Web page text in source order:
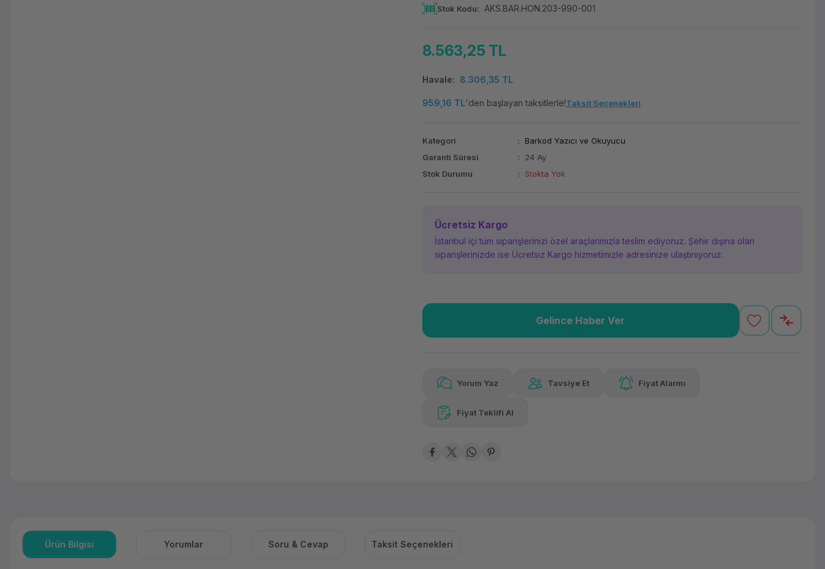
Stok Kodu AKS.BAR.HON.203-990-001
8.563,25 TL
Havale 8.306,35 TL
959,16 TL'den başlayan taksitlerle!Taksit Seçenekleri
Kategori
Barkod Yazıcı ve Okuyucu
Garanti Süresi
24 Ay
Stok Durumu
Stokta Yok
Ücretsiz Kargo
İstanbul içi tüm siparişlerinizi özel araçlarımızla teslim ediyoruz. Şehir dışına olan
siparişlerinizde ise Ücretsiz Kargo hizmetimizle adresinize ulaştırııyoruz.
959,16 TL
Gelince Haber Ver
Yorum Yaz Tavsiye Et Fiyat Alarmı
Fiyat Teklifi Al
Ürün Bilgisi Yorumlar Soru & Cevap Taksit Seçenekleri